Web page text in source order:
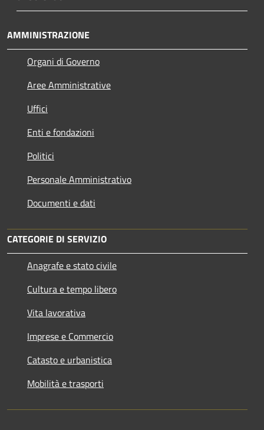
AMMINISTRAZIONE
Organi di Governo
Aree Amministrative
Uffici
Enti e fondazioni
Politici
Personale Amministrativo
Documenti e dati
CATEGORIE DI SERVIZIO
Anagrafe e stato civile
Cultura e tempo libero
Vita lavorativa
Imprese e Commercio
Catasto e urbanistica
Mobilità e trasporti